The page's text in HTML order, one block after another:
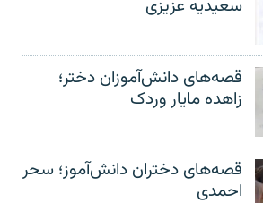
سعیدیه عزیزی
قصه‌های دانش‌آموزان دختر؛
زاهده مایار وردک
قصه‌های دختران دانش‌آموز؛ سحر
احمدی